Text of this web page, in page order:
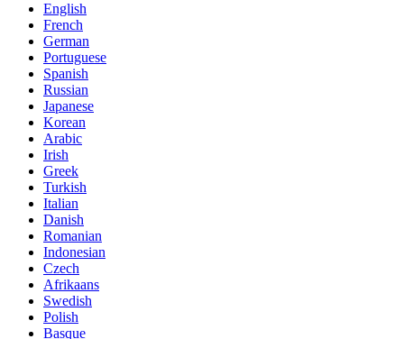
English
French
German
Portuguese
Spanish
Russian
Japanese
Korean
Arabic
Irish
Greek
Turkish
Italian
Danish
Romanian
Indonesian
Czech
Afrikaans
Swedish
Polish
Basque